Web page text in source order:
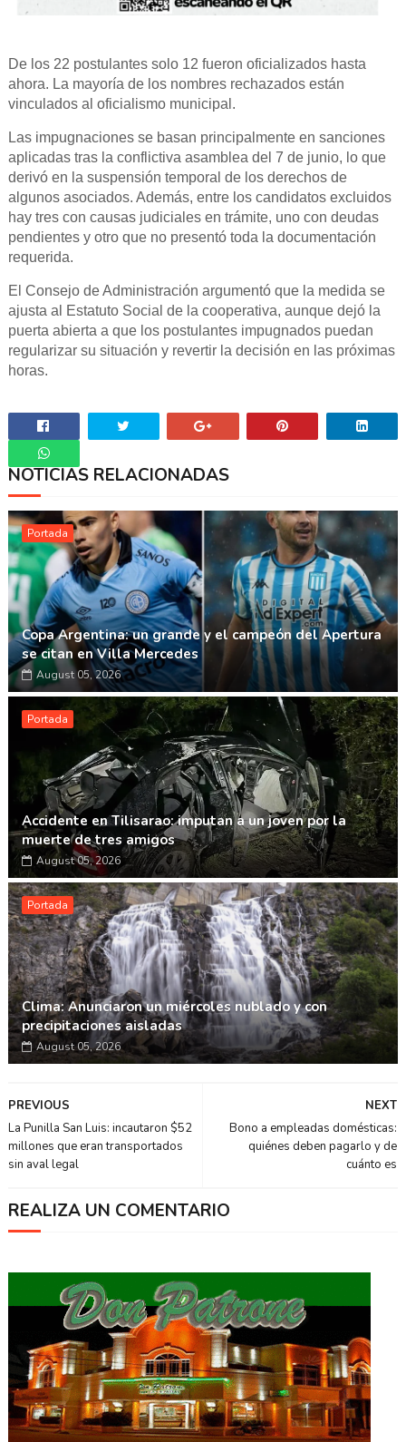
De los 22 postulantes solo 12 fueron oficializados hasta
ahora. La mayoría de los nombres rechazados están
vinculados al oficialismo municipal.
Las impugnaciones se basan principalmente en sanciones
aplicadas tras la conflictiva asamblea del 7 de junio, lo que
derivó en la suspensión temporal de los derechos de
algunos asociados. Además, entre los candidatos excluidos
hay tres con causas judiciales en trámite, uno con deudas
pendientes y otro que no presentó toda la documentación
requerida.
El Consejo de Administración argumentó que la medida se
ajusta al Estatuto Social de la cooperativa, aunque dejó la
puerta abierta a que los postulantes impugnados puedan
regularizar su situación y revertir la decisión en las próximas
horas.
Whatsapp
NOTICIAS RELACIONADAS
Portada
Copa Argentina: un grande y el campeón del Apertura
se citan en Villa Mercedes
August 05, 2026
Portada
Accidente en Tilisarao: imputan a un joven por la
muerte de tres amigos
August 05, 2026
Portada
Clima: Anunciaron un miércoles nublado y con
precipitaciones aisladas
August 05, 2026
NEXT
Bono a empleadas domésticas:
quiénes deben pagarlo y de
cuánto es
PREVIOUS
La Punilla San Luis: incautaron $52
millones que eran transportados
sin aval legal
REALIZA UN COMENTARIO